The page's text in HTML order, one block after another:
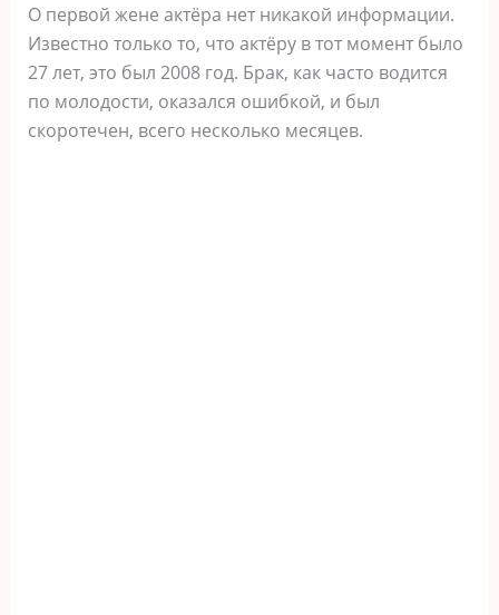
О первой жене актёра нет никакой информации.
Известно только то, что актёру в тот момент было
27 лет, это был 2008 год. Брак, как часто водится
по молодости, оказался ошибкой, и был
скоротечен, всего несколько месяцев.